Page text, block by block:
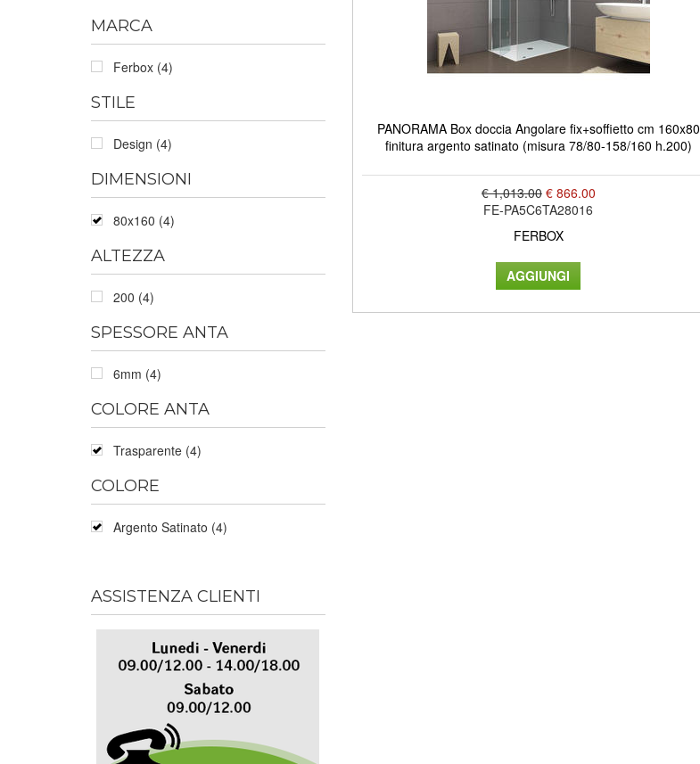
MARCA
Ferbox (4)
STILE
Design (4)
DIMENSIONI
80x160 (4)
ALTEZZA
200 (4)
SPESSORE ANTA
6mm (4)
COLORE ANTA
Trasparente (4)
COLORE
Argento Satinato (4)
ASSISTENZA CLIENTI
PANORAMA Box doccia Angolare fix+soffietto cm 160x80
finitura argento satinato (misura 78/80-158/160 h.200)
€ 1,013.00 € 866.00
FE-PA5C6TA28016
FERBOX